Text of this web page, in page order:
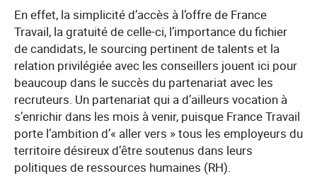
En effet, la simplicité d’accès à l’offre de France
Travail, la gratuité de celle-ci, l’importance du fichier
de candidats, le sourcing pertinent de talents et la
relation privilégiée avec les conseillers jouent ici pour
beaucoup dans le succès du partenariat avec les
recruteurs. Un partenariat qui a d’ailleurs vocation à
s’enrichir dans les mois à venir, puisque France Travail
porte l’ambition d’« aller vers » tous les employeurs du
territoire désireux d’être soutenus dans leurs
politiques de ressources humaines (RH).